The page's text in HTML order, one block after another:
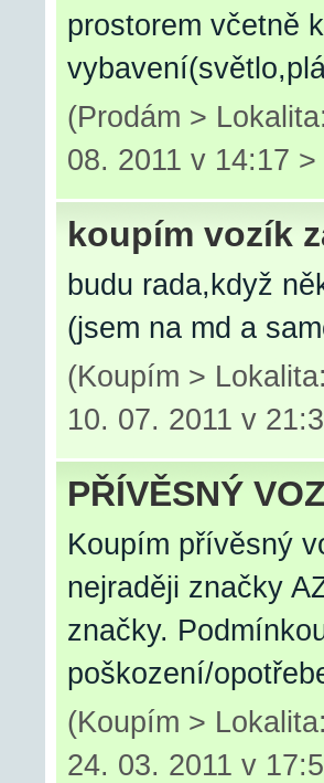
prostorem včetně
(Prodám >
08. 2011 v 14:17 >
koupím vozík
budu rada,když
(jsem na md a
(Koupím >
10. 07. 2011 v
PŘÍVĚSNÝ
Koupím přívěsný
nejraději značky
značky.
poškození/
(Koupím >
24. 03. 2011 v